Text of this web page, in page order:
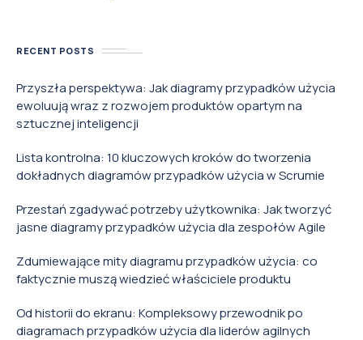
RECENT POSTS
Przyszła perspektywa: Jak diagramy przypadków użycia
ewoluują wraz z rozwojem produktów opartym na
sztucznej inteligencji
Lista kontrolna: 10 kluczowych kroków do tworzenia
dokładnych diagramów przypadków użycia w Scrumie
Przestań zgadywać potrzeby użytkownika: Jak tworzyć
jasne diagramy przypadków użycia dla zespołów Agile
Zdumiewające mity diagramu przypadków użycia: co
faktycznie muszą wiedzieć właściciele produktu
Od historii do ekranu: Kompleksowy przewodnik po
diagramach przypadków użycia dla liderów agilnych